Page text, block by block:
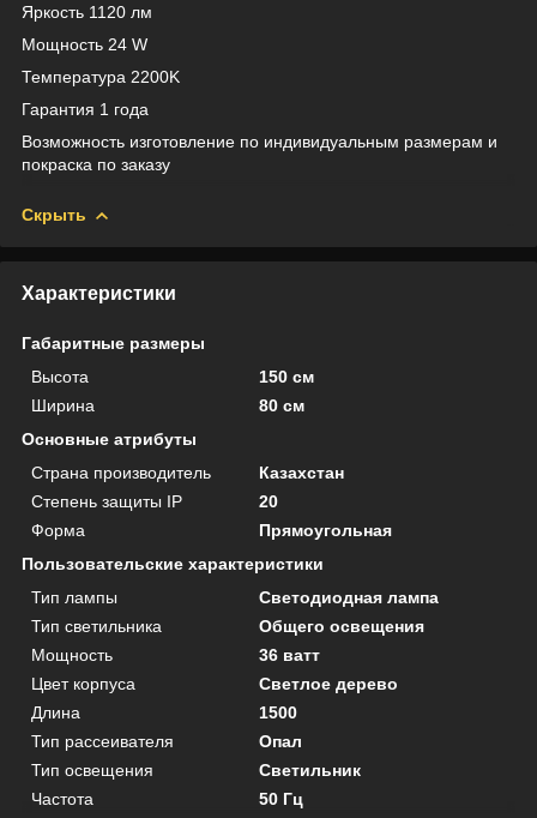
Яркость 1120 лм
Мощность 24 W
Температура 2200K
Гарантия 1 года
Возможность изготовление по индивидуальным размерам и
покраска по заказу
Скрыть
Характеристики
Габаритные размеры
Высота
150 см
Ширина
80 см
Основные атрибуты
Страна производитель
Казахстан
Степень защиты IP
20
Форма
Прямоугольная
Пользовательские характеристики
Тип лампы
Светодиодная лампа
Тип светильника
Общего освещения
Мощность
36 ватт
Цвет корпуса
Светлое дерево
Длина
1500
Тип рассеивателя
Опал
Тип освещения
Светильник
Частота
50 Гц